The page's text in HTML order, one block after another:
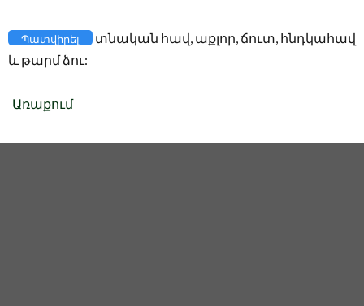
Պատվիրել
տնական հավ, աքլոր, ճուտ, հնդկահավ
և թարմ ձու:
Առաքում